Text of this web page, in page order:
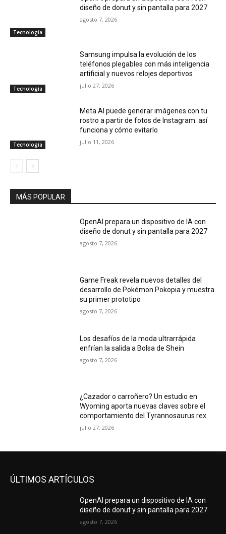
Tecnología
diseño de donut y sin pantalla para 2027
agosto 7, 2026
Tecnología
Samsung impulsa la evolución de los
teléfonos plegables con más inteligencia
artificial y nuevos relojes deportivos
julio 27, 2026
Tecnología
Meta AI puede generar imágenes con tu
rostro a partir de fotos de Instagram: así
funciona y cómo evitarlo
julio 11, 2026
MÁS POPULAR
OpenAI prepara un dispositivo de IA con
diseño de donut y sin pantalla para 2027
agosto 7, 2026
Game Freak revela nuevos detalles del
desarrollo de Pokémon Pokopia y muestra
su primer prototipo
agosto 7, 2026
Los desafíos de la moda ultrarrápida
enfrían la salida a Bolsa de Shein
agosto 7, 2026
¿Cazador o carroñero? Un estudio en
Wyoming aporta nuevas claves sobre el
comportamiento del Tyrannosaurus rex
julio 27, 2026
ÚLTIMOS ARTÍCULOS
OpenAI prepara un dispositivo de IA con
diseño de donut y sin pantalla para 2027
agosto 7, 2026